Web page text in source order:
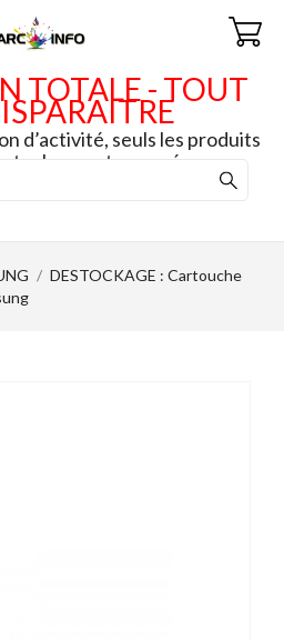
TOTALE - TOUT
d’activité, seuls les produits
seront envoyés.
DESTOCKAGE : Cartouche